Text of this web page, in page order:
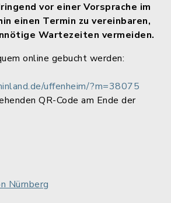
vor einer Vorsprache im
einen Termin zu vereinbaren,
Wartezeiten vermeiden.
online gebucht werden:
uffenheim/?m=38075
QR-Code am Ende der
Nürnberg